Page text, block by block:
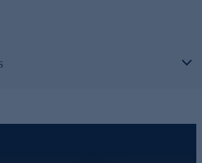
gleich hier bei HSE.de.
Aus diesem Grund werden unsere
Qualitätssicherung und seitens des
Prüfprozessen unterzogen. Unter